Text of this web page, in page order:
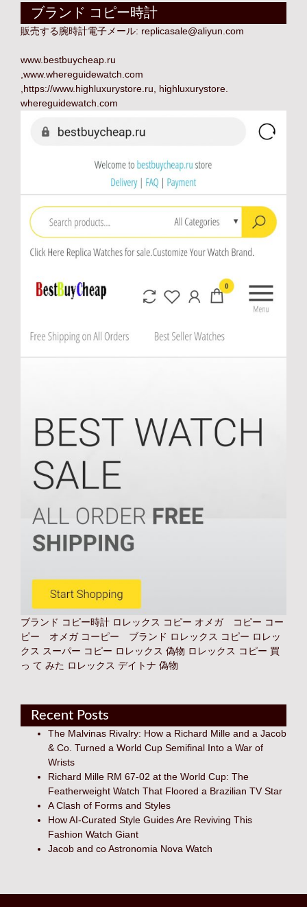
ブランド コピー時計
販売する腕時計電子メール: replicasale@aliyun.com
www.bestbuycheap.ru
www.whereguidewatch.com
https://www.highluxurystore.ru highluxurystore
whereguidewatch.com
ブランド コピー時計 ロレックス コピー オメガ コピー コー
ピー オメガ コーピー ブランド ロレックス コピー ロレッ
クス スーパー コピー ロレックス 偽物 ロレックス コピー 買
っ て みた ロレックス デイトナ 偽物
Recent Posts
The Malvinas Rivalry: How a Richard Mille and a Jacob
& Co. Turned a World Cup Semifinal Into a War of
Wrists
Richard Mille RM 67-02 at the World Cup: The
Featherweight Watch That Floored a Brazilian TV Star
A Clash of Forms and Styles
How AI-Curated Style Guides Are Reviving This
Fashion Watch Giant
Jacob and co Astronomia Nova Watch